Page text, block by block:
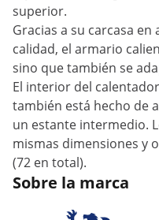
superior.
Gracias a su carcasa
calidad, el armario
sino que también se
El interior del
también está hecho de
un estante intermedio.
mismas dimensiones y
(72 en total).
Sobre la marca